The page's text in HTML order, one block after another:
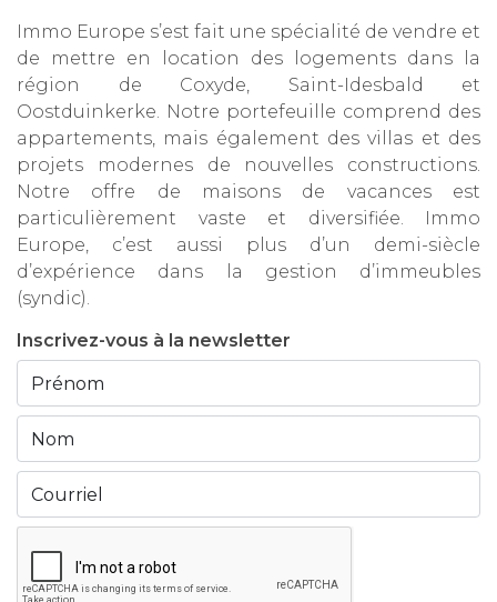
Immo Europe s’est fait une spécialité de vendre et
de mettre en location des logements dans la
région de Coxyde, Saint-Idesbald et
Oostduinkerke. Notre portefeuille comprend des
appartements, mais également des villas et des
projets modernes de nouvelles constructions.
Notre offre de maisons de vacances est
particulièrement vaste et diversifiée. Immo
Europe, c’est aussi plus d’un demi-siècle
d’expérience dans la gestion d’immeubles
(syndic).
Inscrivez-vous à la newsletter